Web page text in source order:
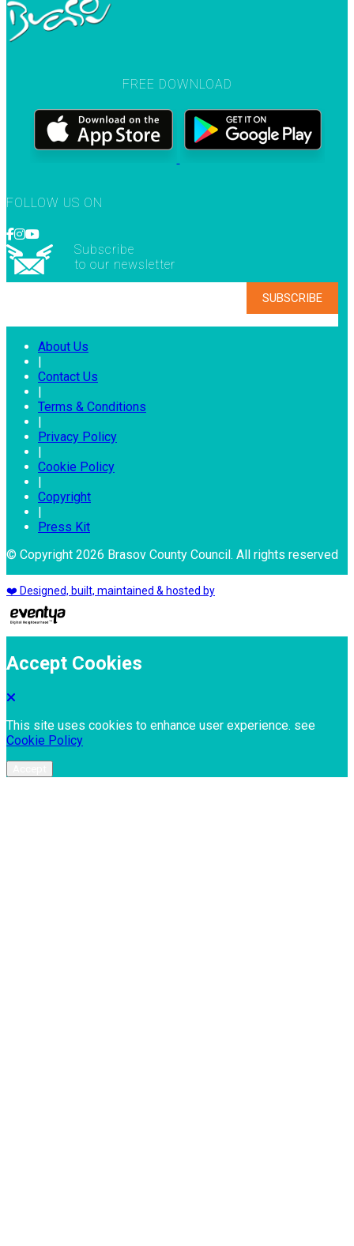
FREE DOWNLOAD
FOLLOW US ON
Subscribe
to our newsletter
About Us
Contact Us
Terms & Conditions
Privacy Policy
Cookie Policy
Copyright
Press Kit
© Copyright 2026 Brasov County Council. All rights reserved
❤️ Designed, built, maintained & hosted by
Accept Cookies
This site uses cookies to enhance user experience. see
Cookie Policy